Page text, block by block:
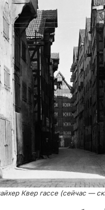
Квер гассе (сейчас —